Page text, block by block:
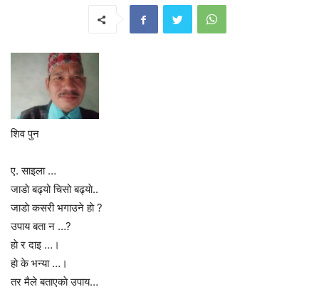
शिव पुन
ए. साइला …
जाडाे बढ्यो चिसो बढ्याे..
जाडाे कसरी भगाउने हाे ?
उपाय बता न …?
हाे र दाइ …।
हाे के भन्या …।
तर मैले बताएकाे उपाय…